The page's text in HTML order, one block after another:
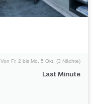
Last Minute
Von Fr. 2 bis Mo. 5 Okt. (3 Nächte)